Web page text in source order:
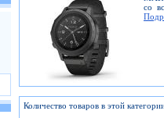
со
Количество товаров в этой